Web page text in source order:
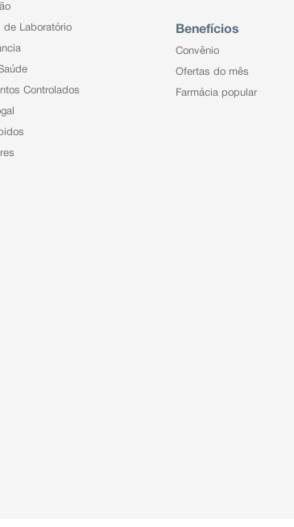
de Laboratório
Controlados
Benefícios
Convênio
Ofertas do mês
Farmácia popular